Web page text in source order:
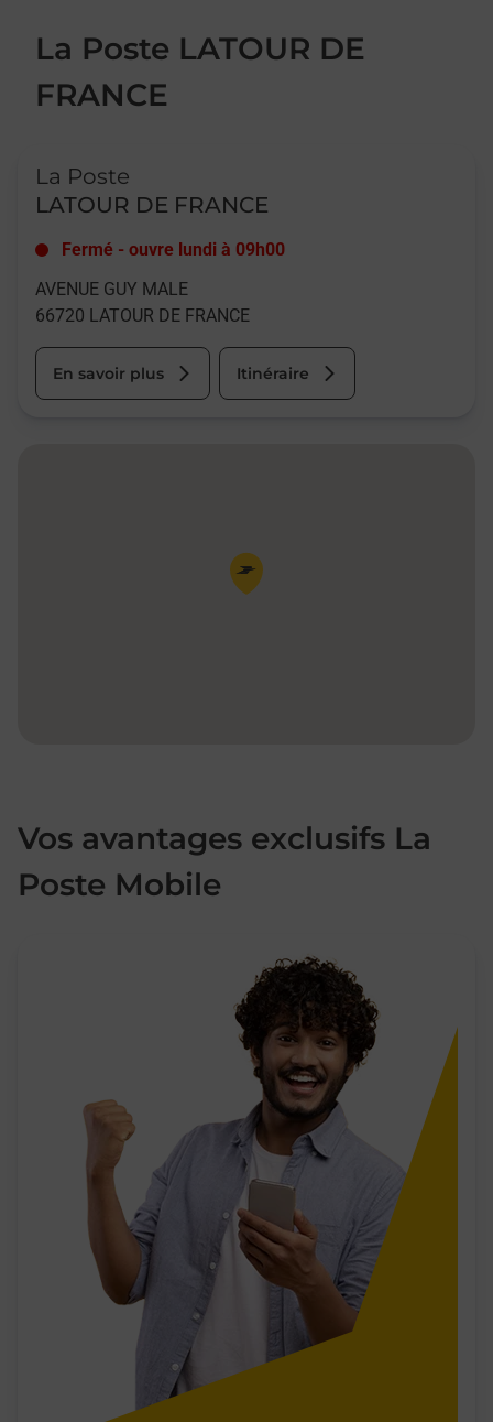
La Poste LATOUR DE
FRANCE
La Poste
LATOUR DE FRANCE
Fermé - ouvre lundi à 09h00
AVENUE GUY MALE
66720 LATOUR DE FRANCE
En savoir plus Itinéraire
Pin de la carte
Vos avantages exclusifs La
Poste Mobile